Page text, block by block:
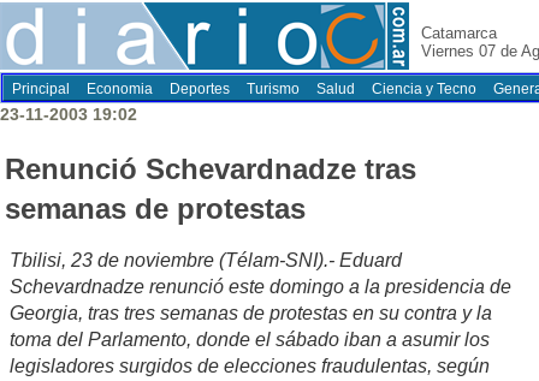
Catamarca
Viernes 07 de
Principal Economia Deportes Turismo Salud Ciencia y Tecno
23-11-2003 19:02
Renunció Schevardnadze tras
semanas de protestas
Tbilisi, 23 de noviembre (Télam-SNI).- Eduard
Schevardnadze renunció este domingo a la presidencia de
Georgia, tras tres semanas de protestas en su contra y la
toma del Parlamento, donde el sábado iban a asumir los
legisladores surgidos de elecciones fraudulentas, según